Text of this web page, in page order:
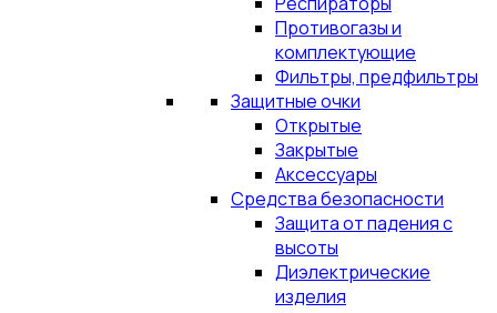
Противогазы и
комплектующие
Фильтры, предфильтры
Защитные очки
Открытые
Закрытые
Аксессуары
Средства безопасности
Защита от падения с
высоты
Диэлектрические
изделия